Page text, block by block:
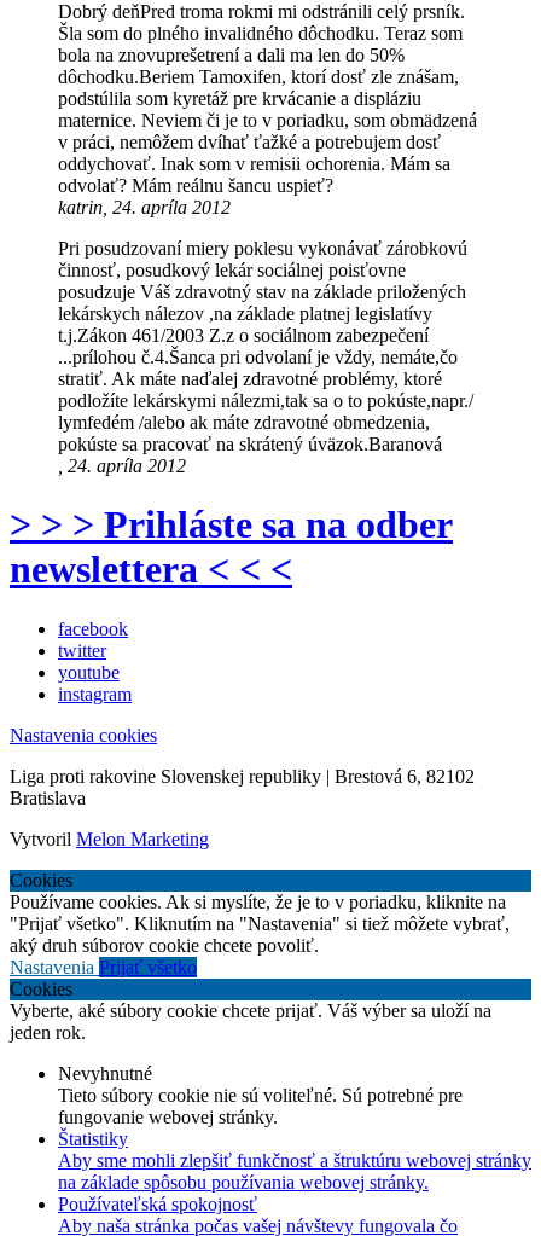
Dobrý deňPred troma rokmi mi odstránili celý prsník.
Šla som do plného invalidného dôchodku. Teraz som
bola na znovuprešetrení a dali ma len do 50%
dôchodku.Beriem Tamoxifen, ktorí dosť zle znášam,
podstúlila som kyretáž pre krvácanie a displáziu
maternice. Neviem či je to v poriadku, som obmädzená
v práci, nemôžem dvíhať ťažké a potrebujem dosť
oddychovať. Inak som v remisii ochorenia. Mám sa
odvolať? Mám reálnu šancu uspieť?
katrin, 24. apríla 2012
Pri posudzovaní miery poklesu vykonávať zárobkovú
činnosť, posudkový lekár sociálnej poisťovne
posudzuje Váš zdravotný stav na základe priložených
lekárskych nálezov ,na základe platnej legislatívy
t.j.Zákon 461/2003 Z.z o sociálnom zabezpečení
...prílohou č.4.Šanca pri odvolaní je vždy, nemáte,čo
stratiť. Ak máte naďalej zdravotné problémy, ktoré
podložíte lekárskymi nálezmi,tak sa o to pokúste,napr./
lymfedém /alebo ak máte zdravotné obmedzenia,
pokúste sa pracovať na skrátený úväzok.Baranová
, 24. apríla 2012
> > > Prihláste sa na odber
newslettera < < <
facebook
twitter
youtube
instagram
Nastavenia cookies
Liga proti rakovine Slovenskej republiky | Brestová 6, 82102
Bratislava
Vytvoril Melon Marketing
Cookies
Používame cookies. Ak si myslíte, že je to v poriadku, kliknite na
"Prijať všetko". Kliknutím na "Nastavenia" si tiež môžete vybrať,
aký druh súborov cookie chcete povoliť.
Nastavenia Prijať všetko
Cookies
Vyberte, aké súbory cookie chcete prijať. Váš výber sa uloží na
jeden rok.
Nevyhnutné
Tieto súbory cookie nie sú voliteľné. Sú potrebné pre
fungovanie webovej stránky.
Štatistiky
Aby sme mohli zlepšiť funkčnosť a štruktúru webovej stránky
na základe spôsobu používania webovej stránky.
Používateľská spokojnosť
Aby naša stránka počas vašej návštevy fungovala čo